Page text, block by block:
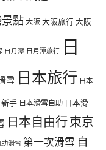
點大阪大阪旅行大阪
日月潭 日月潭旅行 日
雪 日本旅行 日本
手 日本滑雪自助 日本滑
日本自由行東京
滑雪 第一次滑雪 自